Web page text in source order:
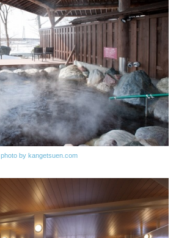
photo by kangetsuen.com